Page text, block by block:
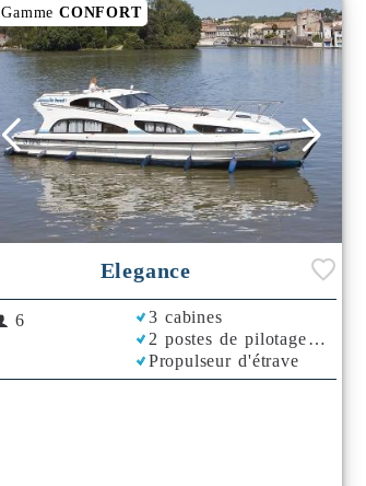
GammeCONFORT
Elegance
6
3 cabines
2 postes de pilotage
Propulseur d'étrave
Rafraichisseur d'Air